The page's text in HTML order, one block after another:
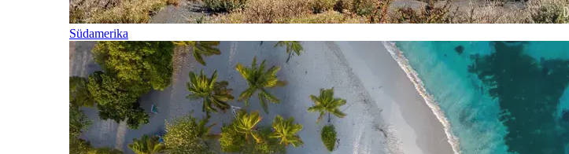
Südamerika